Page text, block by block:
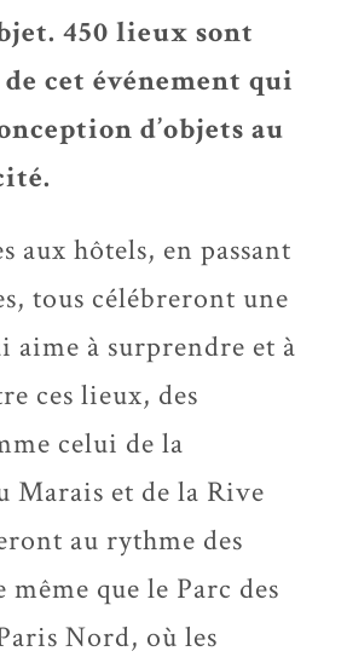
450 lieux sont
cet événement qui
d’objets au
aux hôtels, en passant
tous célébreront une
aime à surprendre et à
ces lieux, des
celui de la
Marais et de la Rive
au rythme des
même que le Parc des
Nord, où les